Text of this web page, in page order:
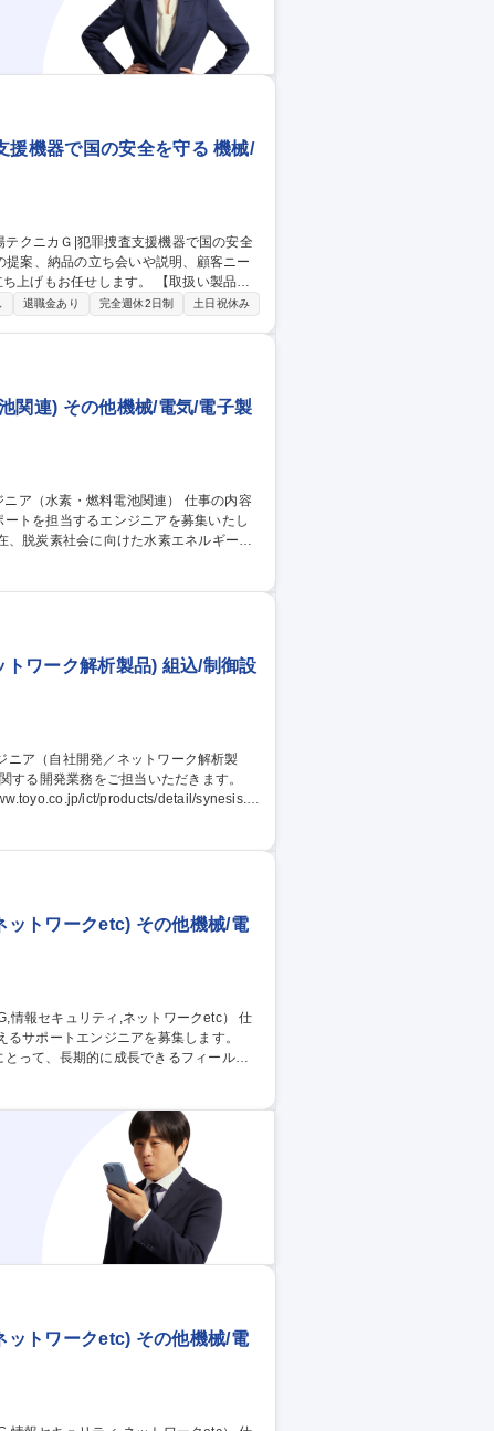
援機器で国の安全を守る 機械/
せします。 【取扱い製品
の特殊電子装置、無線応用通信機等 ※警
退職金あり 完全週休2日制 土日祝休み
関連) その他機械/電気/電子製
トを担当するエンジニアを募集いたし
当社の製品は、それらの分野で使用す
トワーク解析製品) 組込/制御設
ict/products/detail/synesis.ht
detail/?id=32836 【主要お取引先】大
ットワークetc) その他機械/電
サポートエンジニアを募集します。
って、長期的に成長できるフィールド
ットワークetc) その他機械/電